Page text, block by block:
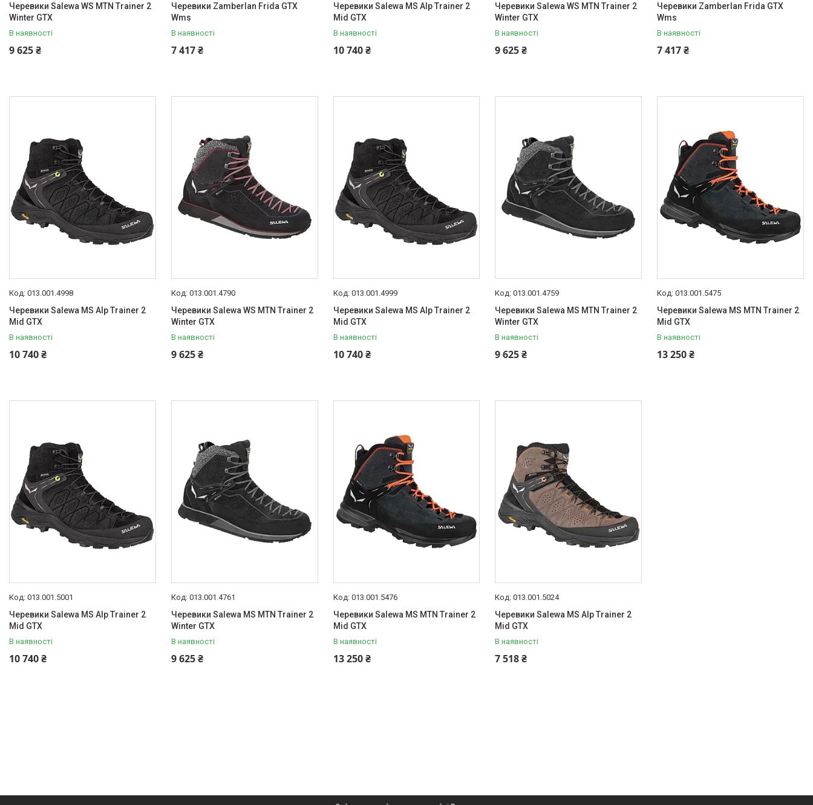
Черевики Salewa WS MTN Trainer 2
Winter GTX
В наявності
9 625 ₴
Черевики Zamberlan Frida GTX
Wms
В наявності
7 417 ₴
Черевики Salewa MS Alp Trainer 2
Mid GTX
В наявності
10 740 ₴
Черевики Salewa WS MTN Trainer 2
Winter GTX
В наявності
9 625 ₴
Черевики Zamberlan Frida GTX
Wms
В наявності
7 417 ₴
013.001.4998
Черевики Salewa MS Alp Trainer 2
Mid GTX
В наявності
10 740 ₴
013.001.4790
Черевики Salewa WS MTN Trainer 2
Winter GTX
В наявності
9 625 ₴
013.001.4999
Черевики Salewa MS Alp Trainer 2
Mid GTX
В наявності
10 740 ₴
013.001.4759
Черевики Salewa MS MTN Trainer 2
Winter GTX
В наявності
9 625 ₴
013.001.5475
Черевики Salewa MS MTN Trainer 2
Mid GTX
В наявності
13 250 ₴
013.001.5001
Черевики Salewa MS Alp Trainer 2
Mid GTX
В наявності
10 740 ₴
013.001.4761
Черевики Salewa MS MTN Trainer 2
Winter GTX
В наявності
9 625 ₴
013.001.5476
Черевики Salewa MS MTN Trainer 2
Mid GTX
В наявності
13 250 ₴
013.001.5024
Черевики Salewa MS Alp Trainer 2
Mid GTX
В наявності
7 518 ₴